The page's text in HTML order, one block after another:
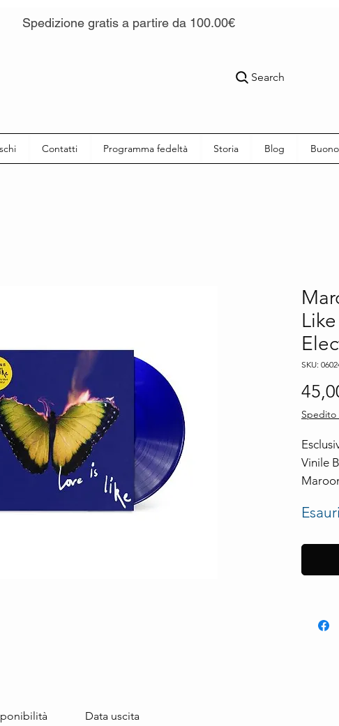
Spedizione gratis a partire da 100.00€
Search
Contatti Programma fedeltà Storia Blog
SKU:
Spedito
Vinile
Data
Cod.
Data uscita